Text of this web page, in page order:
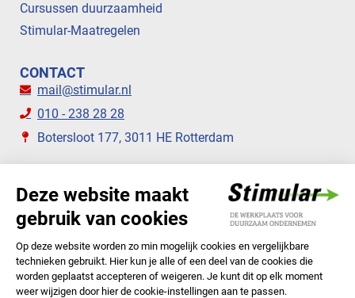
Cursussen duurzaamheid
Stimular-Maatregelen
CONTACT
mail@stimular.nl
010 - 238 28 28
Botersloot 177, 3011 HE Rotterdam
STIMULAR NIEUWSBRIEVEN
ABONNEER NU